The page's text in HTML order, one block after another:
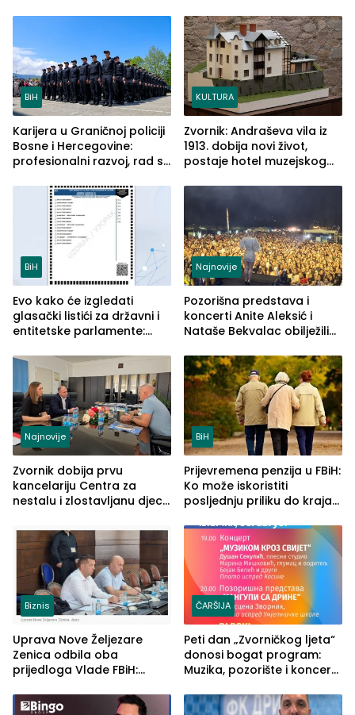
BiH
Karijera u Graničnoj policiji
Bosne i Hercegovine:
profesionalni razvoj, rad sa
služba građanima
KULTURA
Zvornik: Andraševa vila iz
1913. dobija novi život,
postaje hotel muzejskog
BiH
Evo kako će izgledati
glasački listići za državni i
entitetske parlamente:
vidljive na njima
Najnovije
Pozorišna predstava i
koncerti Anite Aleksić i
Nataše Bekvalac obilježili
ljeta (FOTO)
Najnovije
Zvornik dobija prvu
kancelariju Centra za
nestalu i zlostavljanu djecu
BiH
Prijevremena penzija u FBiH:
Ko može iskoristiti
posljednju priliku do kraja
Biznis
Uprava Nove Željezare
Zenica odbila oba
prijedloga Vlade FBiH:
rješenje
ČARŠIJA
Peti dan „Zvorničkog ljeta“
donosi bogat program:
Muzika, pozorište i koncert